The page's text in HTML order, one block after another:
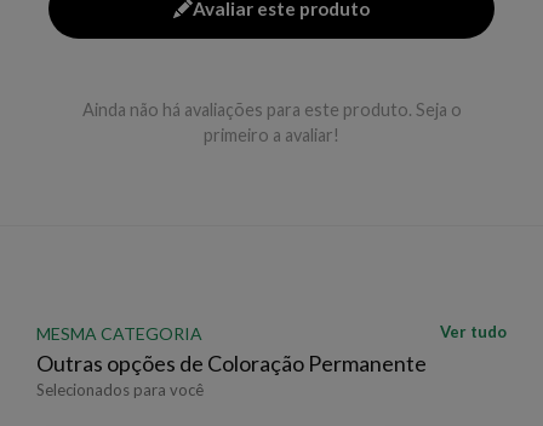
Avaliar este produto
Ainda não há avaliações para este produto. Seja o
primeiro a avaliar!
MESMA CATEGORIA
Outras opções de Coloração Permanente
Selecionados para você
Ver tudo